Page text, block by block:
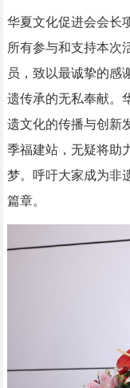
华夏文化促进会会长
所有参与和支持本次
员，致以最诚挚的感
遗传承的无私奉献。
遗文化的传播与创新
季福建站，无疑将助
梦。呼吁大家成为非
篇章。